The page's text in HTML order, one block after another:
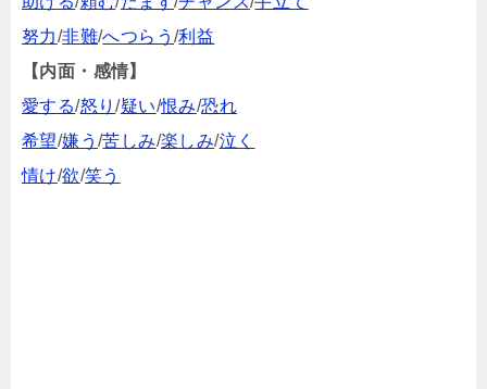
努力/非難/へつらう/利益
【内面・感情】
愛する/怒り/疑い/恨み/恐れ
希望/嫌う/苦しみ/楽しみ/泣く
情け/欲/笑う